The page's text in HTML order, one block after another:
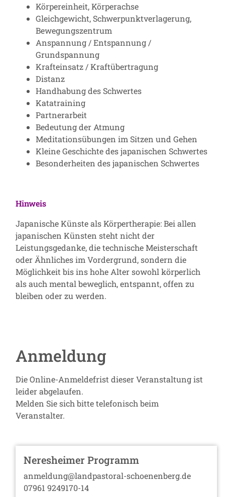
Körpereinheit, Körperachse
Gleichgewicht, Schwerpunktverlagerung,
Bewegungszentrum
Anspannung / Entspannung /
Grundspannung
Krafteinsatz / Kraftübertragung
Distanz
Handhabung des Schwertes
Katatraining
Partnerarbeit
Bedeutung der Atmung
Meditationsübungen im Sitzen und Gehen
Kleine Geschichte des japanischen Schwertes
Besonderheiten des japanischen Schwertes
Hinweis
Japanische Künste als Körpertherapie: Bei allen
japanischen Künsten steht nicht der
Leistungsgedanke, die technische Meisterschaft
oder Ähnliches im Vordergrund, sondern die
Möglichkeit bis ins hohe Alter sowohl körperlich
als auch mental beweglich, entspannt, offen zu
bleiben oder zu werden.
Anmeldung
Die Online-Anmeldefrist dieser Veranstaltung ist
leider abgelaufen.
Melden Sie sich bitte telefonisch beim
Veranstalter.
Neresheimer Programm
anmeldung@landpastoral-schoenenberg.de
07961 9249170-14